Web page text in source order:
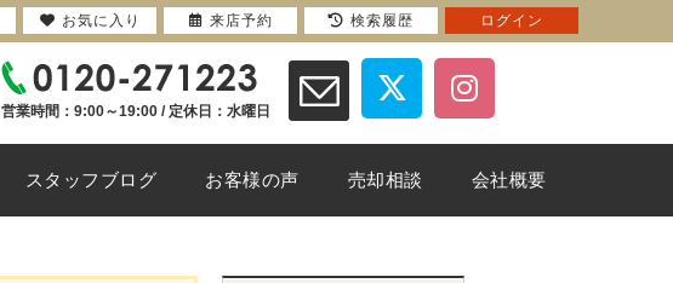
営業時間：9:00～19:00 / 定休日：水曜日
スタッフブログ お客様の声 売却相談 会社概要
お気に入り 来店予約 検索履歴 ログイン